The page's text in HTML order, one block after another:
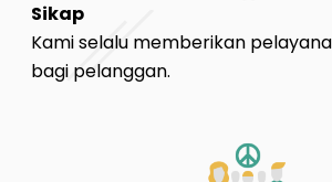
Sikap
Kami selalu memberikan
bagi pelanggan.